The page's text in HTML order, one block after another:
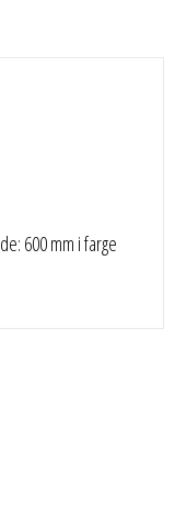
600 mm i farge